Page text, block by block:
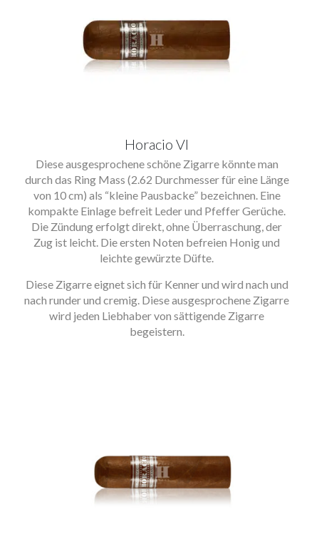
Horacio VI
Diese ausgesprochene schöne Zigarre könnte man
durch das Ring Mass (2.62 Durchmesser für eine Länge
von 10 cm) als “kleine Pausbacke” bezeichnen. Eine
kompakte Einlage befreit Leder und Pfeffer Gerüche.
Die Zündung erfolgt direkt, ohne Überraschung, der
Zug ist leicht. Die ersten Noten befreien Honig und
leichte gewürzte Düfte.
Diese Zigarre eignet sich für Kenner und wird nach und
nach runder und cremig. Diese ausgesprochene Zigarre
wird jeden Liebhaber von sättigende Zigarre
begeistern.